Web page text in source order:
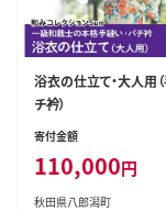
浴衣の仕立て・大人用
チ衿）
寄付金額
110,000円
秋田県八郎潟町